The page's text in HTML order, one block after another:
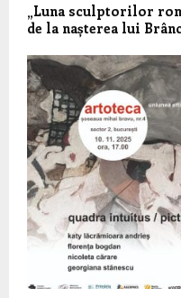
„Luna sculptorilor
de la nașterea lui